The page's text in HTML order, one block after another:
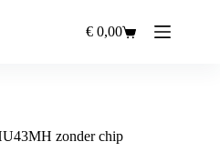
Winkelwagen
€ 0,00
zonder chip